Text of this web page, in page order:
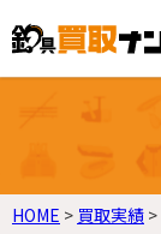
HOME > 買取実績 >